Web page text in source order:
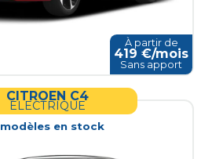
À partir de
419 €/mois
Sans apport
CITROEN C4
ELECTRIQUE
modèles en stock